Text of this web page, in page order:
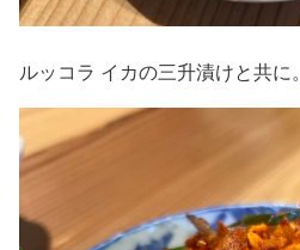
ルッコラ イカの三升漬けと共に。